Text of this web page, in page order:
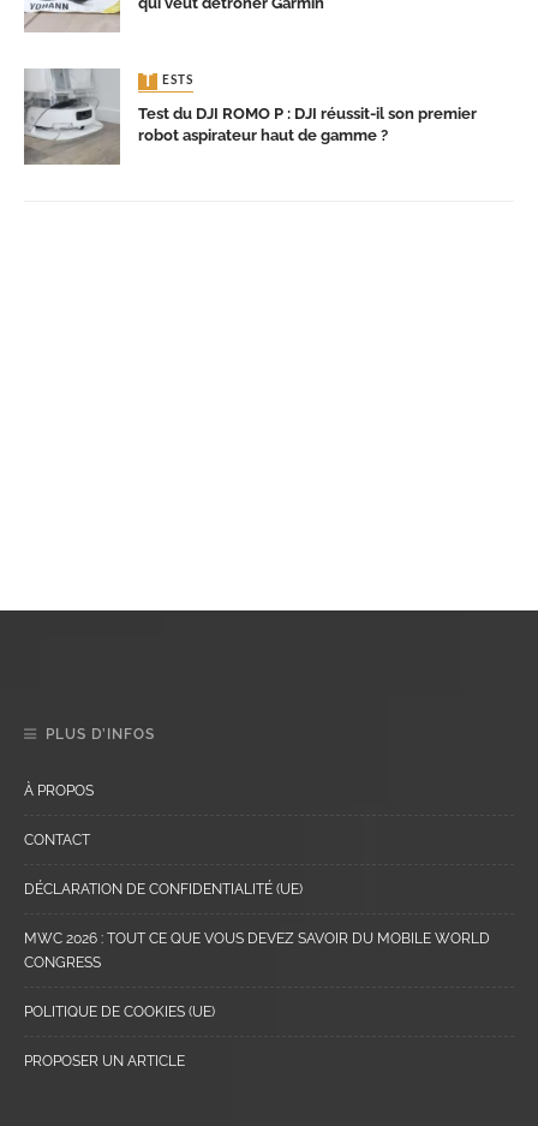
TESTS
Test du DJI ROMO P : DJI réussit-il son premier
robot aspirateur haut de gamme ?
PLUS D’INFOS
À PROPOS
CONTACT
DÉCLARATION DE CONFIDENTIALITÉ (UE)
MWC 2026 : TOUT CE QUE VOUS DEVEZ SAVOIR DU MOBILE WORLD
CONGRESS
POLITIQUE DE COOKIES (UE)
PROPOSER UN ARTICLE